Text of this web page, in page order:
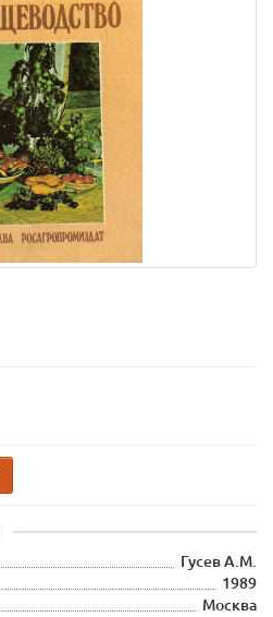
Гусев А.М.
1989
Москва